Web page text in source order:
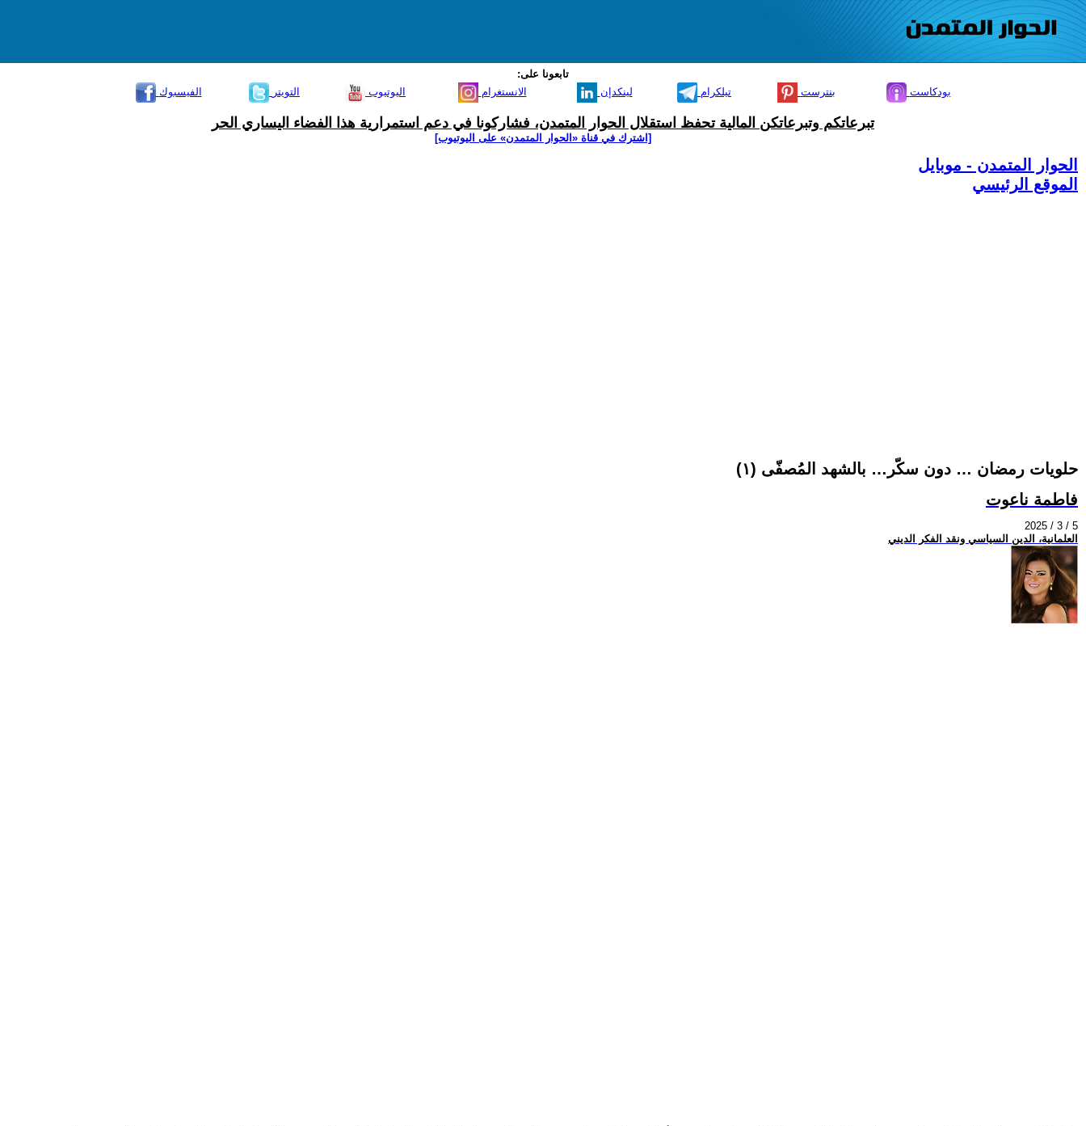
تابعونا على:
الفيسبوك
التويتر اليوتيوب الانستغرام لينكدإن تيلكرام بنترست بودكاست
تبرعاتكم وتبرعاتكن المالية تحفظ استقلال الحوار المتمدن، فشاركونا في دعم استمرارية هذا الفضاء اليساري الحر
[اشترك في قناة ‫«الحوار المتمدن» على اليوتيوب]
الحوار المتمدن - موبايل
الموقع الرئيسي
حلويات رمضان … دون سكّر… بالشهد المُصفّى (١)
فاطمة ناعوت
2025 / 3 / 5
العلمانية، الدين السياسي ونقد الفكر الديني